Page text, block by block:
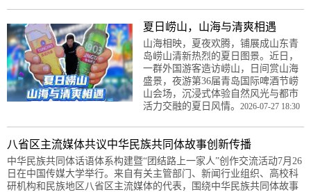
夏日崂山，山海与清爽相遇
山海相映，夏夜欢腾，铺展成山东青
岛崂山清新热烈的夏日图景。近日，
一群外国游客造访崂山，日间赏山海
盛景，夜游第36届青岛国际啤酒节崂
山会场，沉浸式体验自然风光与都市
活力交融的夏日风情。 2026-07-27 18:30
八省区主流媒体共议中华民族共同体故事创新传播
中华民族共同体话语体系构建暨“团结路上一家人”创作交流活动7月26
日在中国传媒大学举行。来自有关主管部门、新闻行业组织、高校科
研机构和民族地区八省区主流媒体的代表，围绕中华民族共同体故事